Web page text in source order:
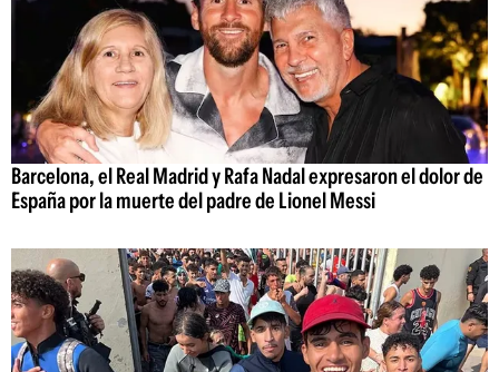
Barcelona, el Real Madrid y Rafa Nadal expresaron el dolor de
España por la muerte del padre de Lionel Messi